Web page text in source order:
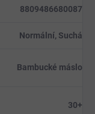
8809486680087
Normální, Suchá
Bambucké máslo
30+